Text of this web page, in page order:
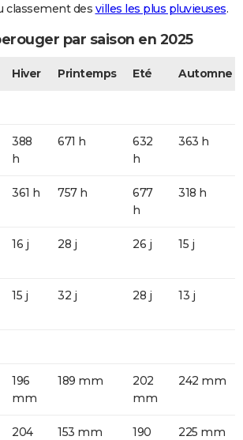
classement des villes les plus pluvieuses.
par saison en 2025
Hiver Printemps Eté Automne
388
h
671 h
632
h
363 h
361 h 757 h
677
h
318 h
16 j 28 j 26 j 15 j
15 j 32 j 28 j 13 j
196
mm
189 mm
202
mm
242 mm
204
153 mm
190
225 mm